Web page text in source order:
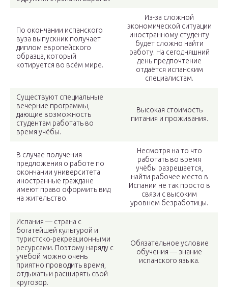
По окончании испанского
вуза выпускник получает
диплом европейского
образца, который
котируется во всём мире.
Из-за сложной
экономической ситуации
иностранному студенту
будет сложно найти
работу. На сегодняшний
день предпочтение
отдаётся испанским
специалистам.
Существуют специальные
вечерние программы,
дающие возможность
студентам работать во
время учёбы.
Высокая стоимость
питания и проживания.
В случае получения
предложения о работе по
окончании университета
иностранные граждане
имеют право оформить вид
на жительство.
Несмотря на то что
работать во время
учёбы разрешается,
найти рабочее место в
Испании не так просто в
связи с высоким
уровнем безработицы.
Испания — страна с
богатейшей культурой и
туристско-рекреационными
ресурсами. Поэтому наряду с
учёбой можно очень
приятно проводить время,
отдыхать и расширять свой
кругозор.
Обязательное условие
обучения — знание
испанского языка.